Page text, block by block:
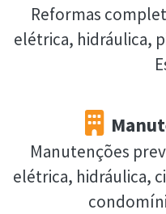
Reformas
elétrica, hidráulica,
Manutenções
elétrica, hidráulica,